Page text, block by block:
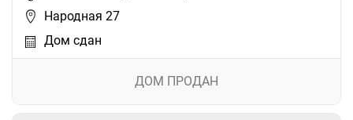
Народная 27
Дом сдан
ДОМ ПРОДАН